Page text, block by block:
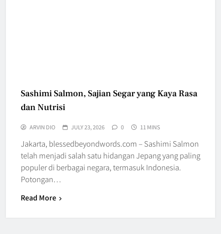
Sashimi Salmon, Sajian Segar yang Kaya Rasa
dan Nutrisi
ARVIN DIO JULY 23, 2026 0 11 MINS
Jakarta, blessedbeyondwords.com – Sashimi Salmon
telah menjadi salah satu hidangan Jepang yang paling
populer di berbagai negara, termasuk Indonesia.
Potongan…
Read More